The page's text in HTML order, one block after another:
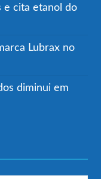
e cita etanol do
Lubrax no
diminui em